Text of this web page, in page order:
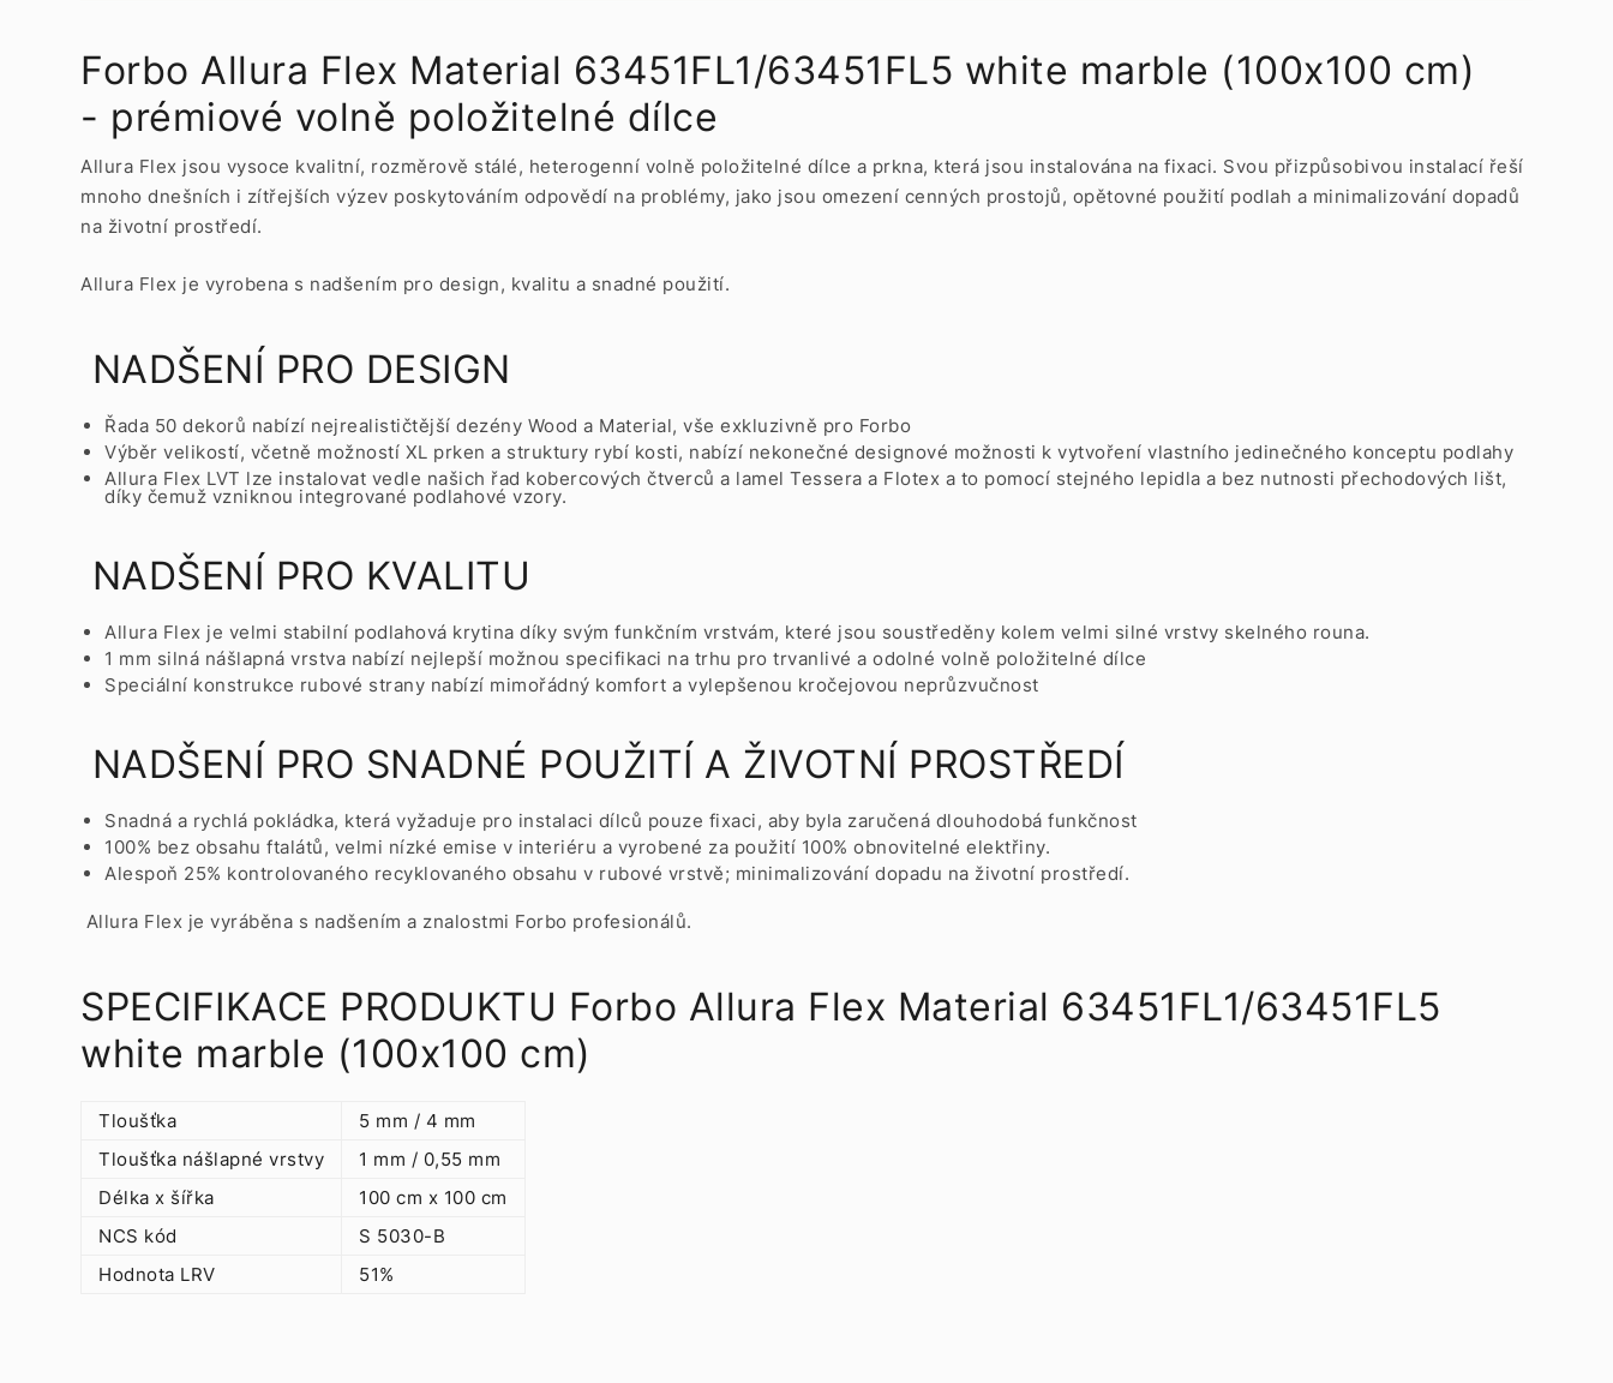
Forbo Allura Flex Material 63451FL1/63451FL5 white marble (100x100 cm)
- prémiové volně položitelné dílce
Allura Flex jsou vysoce kvalitní, rozměrově stálé, heterogenní volně položitelné dílce a prkna, která jsou instalována na fixaci. Svou přizpůsobivou instalací řeší
mnoho dnešních i zítřejších výzev poskytováním odpovědí na problémy, jako jsou omezení cenných prostojů, opětovné použití podlah a minimalizování dopadů
na životní prostředí.
Allura Flex je vyrobena s nadšením pro design, kvalitu a snadné použití.
NADŠENÍ PRO DESIGN
Řada 50 dekorů nabízí nejrealističtější dezény Wood a Material, vše exkluzivně pro Forbo
Výběr velikostí, včetně možností XL prken a struktury rybí kosti, nabízí nekonečné designové možnosti k vytvoření vlastního jedinečného konceptu podlahy
Allura Flex LVT lze instalovat vedle našich řad kobercových čtverců a lamel Tessera a Flotex a to pomocí stejného lepidla a bez nutnosti přechodových lišt,
díky čemuž vzniknou integrované podlahové vzory.
NADŠENÍ PRO KVALITU
Allura Flex je velmi stabilní podlahová krytina díky svým funkčním vrstvám, které jsou soustředěny kolem velmi silné vrstvy skelného rouna.
1 mm silná nášlapná vrstva nabízí nejlepší možnou specifikaci na trhu pro trvanlivé a odolné volně položitelné dílce
Speciální konstrukce rubové strany nabízí mimořádný komfort a vylepšenou kročejovou neprůzvučnost
NADŠENÍ PRO SNADNÉ POUŽITÍ A ŽIVOTNÍ PROSTŘEDÍ
Snadná a rychlá pokládka, která vyžaduje pro instalaci dílců pouze fixaci, aby byla zaručená dlouhodobá funkčnost
100% bez obsahu ftalátů, velmi nízké emise v interiéru a vyrobené za použití 100% obnovitelné elektřiny.
Alespoň 25% kontrolovaného recyklovaného obsahu v rubové vrstvě; minimalizování dopadu na životní prostředí.
Allura Flex je vyráběna s nadšením a znalostmi Forbo profesionálů.
SPECIFIKACE PRODUKTU Forbo Allura Flex Material 63451FL1/63451FL5
white marble (100x100 cm)
Tloušťka
5 mm / 4 mm
Tloušťka nášlapné vrstvy
1 mm / 0,55 mm
Délka x šířka
100 cm x 100 cm
NCS kód
S 5030-B
Hodnota LRV
51%